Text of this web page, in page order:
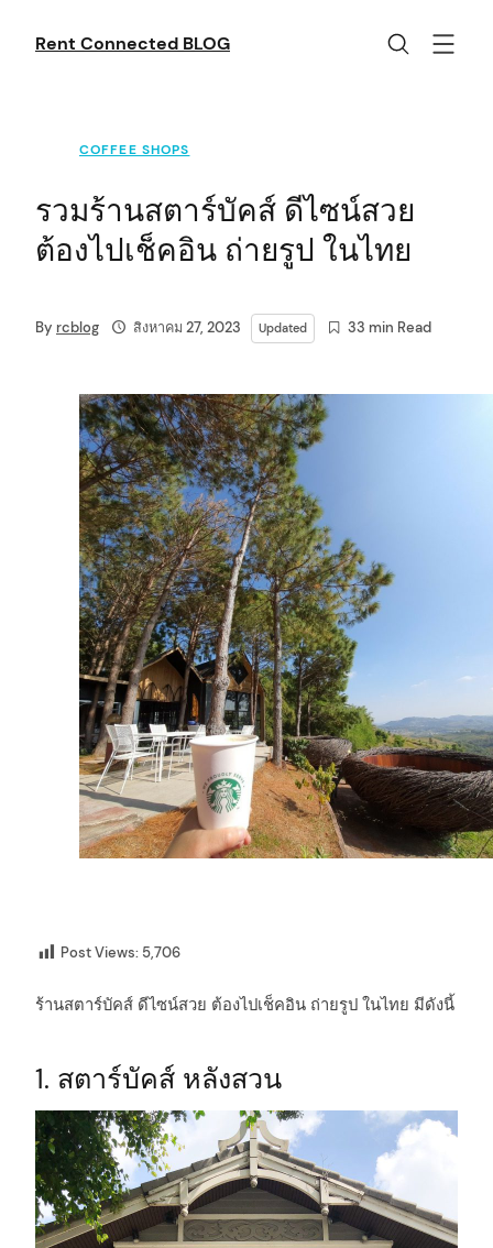
Rent Connected BLOG
COFFEE SHOPS
รวมร้านสตาร์บัคส์ ดีไซน์สวย
ต้องไปเช็คอิน ถ่ายรูป ในไทย
By rcblog สิงหาคม 27, 2023 Updated 33 min Read
Post Views: 5,706
ร้านสตาร์บัคส์ ดีไซน์สวย ต้องไปเช็คอิน ถ่ายรูป ในไทย มีดังนี้
1. สตาร์บัคส์ หลังสวน